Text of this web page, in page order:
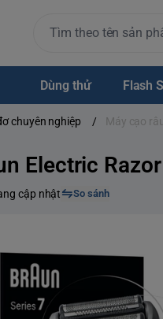
Dùng thử Flash
chuyên nghiệp / Máy cạo
Electric
cập nhật So sánh